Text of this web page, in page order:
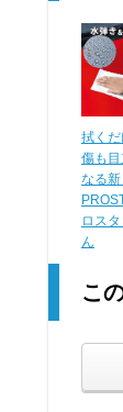
拭くだ
傷も目
なる新
ロス
ん
こ